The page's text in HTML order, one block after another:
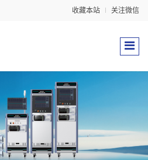
收藏本站 关注微信